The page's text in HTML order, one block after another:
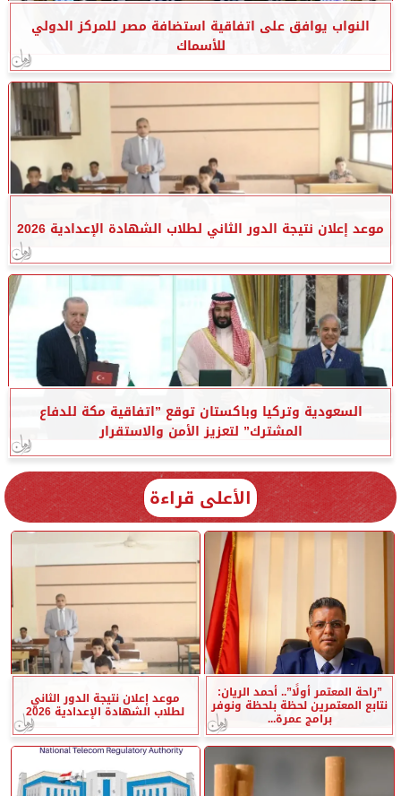
النواب يوافق على اتفاقية استضافة مصر للمركز الدولي
للأسماك
موعد إعلان نتيجة الدور الثاني لطلاب الشهادة الإعدادية 2026
السعودية وتركيا وباكستان توقع ”اتفاقية مكة للدفاع
المشترك” لتعزيز الأمن والاستقرار
الأعلى قراءة
”راحة المعتمر أولًا”.. أحمد الريان:
نتابع المعتمرين لحظة بلحظة ونوفر
برامج عمرة...
موعد إعلان نتيجة الدور الثاني
لطلاب الشهادة الإعدادية 2026